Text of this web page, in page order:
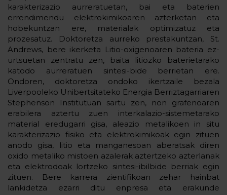
karakterizazio aurreratuetan, bai eta baterien
errendimendu elektrokimikoaren azterketan eta
hobekuntzan ere, materialak optimizatuz eta
prozesatuz. Doktoretza aurreko prestakuntzan, St.
Andrews, bere ikerketa Litio-oxigenoaren bateria ez-
urtsuetan zentratu zen, baita litiozko baterietarako
katodo aurreratuen sintesi-bide berrietan ere.
Ondoren, doktoretza ondoko ikertzaile bezala
Liverpooleko Unibertsitateko Energia Berriztagarriaren
Stephenson Institutuan sartu zen, non grafenoaren
erabilera aztertu zuen interkalazio-sistemetarako
material eredugarri gisa, aleazio metalikoen in situ
karakterizazio fisiko eta elektrokimikoak egin zituen
anodo gisa, litio eta manganesoan aberatsak diren
oxido metaliko mistoen azalerak aztertzeko azterlanak
eta elektrodoak lortzeko sintesi-ibilbide berriak egin
zituen. Bere karrera zientifikoan zehar hainbat
lankidetza ezarri ditu enpresa eta erakunde